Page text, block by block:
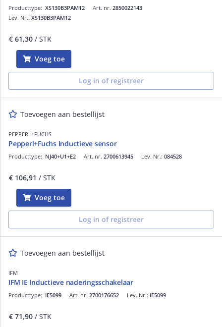
Art. nr. 2850022143
Producttype: XS130B3PAM12
Lev. Nr.: XS130B3PAM12
€ 61,30 / STK
Voeg toe
Log in of registreer
Toevoegen aan bestellijst
PEPPERL+FUCHS
Pepperl+Fuchs Inductieve sensor
Art. nr. 2700613945
Producttype: NJ40+U1+E2 Lev. Nr.: 084528
€ 106,91 / STK
Voeg toe
Log in of registreer
Toevoegen aan bestellijst
IFM
IFM IE Inductieve naderingsschakelaar
Art. nr. 2700176652
Producttype: IE5099 Lev. Nr.: IE5099
€ 71,90 / STK